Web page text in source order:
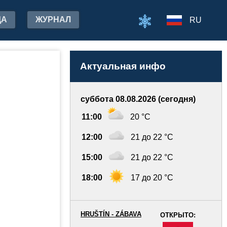
ЖУРНАЛ RU
Актуальная инфо
суббота 08.08.2026 (сегодня)
11:00 20 °C
12:00 21 до 22 °C
15:00 21 до 22 °C
18:00 17 до 20 °C
ОТКРЫТО:
HRUŠTÍN - ZÁBAVA